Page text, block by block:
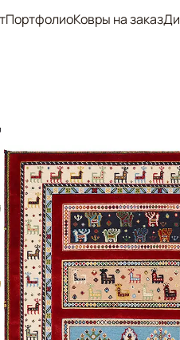
ПортфолиоКовры на заказ